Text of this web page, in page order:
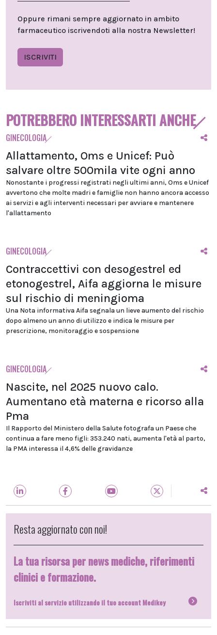
Oppure rimani sempre aggiornato in ambito
farmaceutico iscrivendoti alla nostra Newsletter!
ISCRIVITI
POTREBBERO INTERESSARTI ANCHE
GINECOLOGIA
Allattamento, Oms e Unicef: Può
salvare oltre 500mila vite ogni anno
Nonostante i progressi registrati negli ultimi anni, Oms e Unicef
avvertono che molte madri e famiglie non hanno ancora accesso
ai servizi e agli interventi necessari per avviare e mantenere
l'allattamento
GINECOLOGIA
Contraccettivi con desogestrel ed
etonogestrel, Aifa aggiorna le misure
sul rischio di meningioma
Una Nota informativa Aifa segnala un lieve aumento del rischio
dopo almeno un anno di utilizzo e indica le misure per
prescrizione, monitoraggio e sospensione
GINECOLOGIA
Nascite, nel 2025 nuovo calo.
Aumentano età materna e ricorso alla
Pma
Il Rapporto del Ministero della Salute fotografa un Paese che
continua a fare meno figli: 353.240 nati, aumenta l'età al parto,
la PMA interessa il 4,6% delle gravidanze
Resta aggiornato con noi!
La tua risorsa per news mediche, riferimenti
clinici e formazione.
Iscriviti al servizio utilizzando il tuo account Medikey